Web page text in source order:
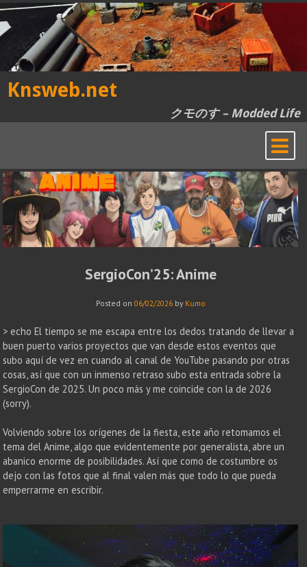
Skip
to
content
Knsweb.net
クモのす – Modded Life
SergioCon’25: Anime
Posted on 06/02/2026by Kumo
> echo El tiempo se me escapa entre los dedos tratando de llevar a
buen puerto varios proyectos que van desde estos eventos que
subo aquí de vez en cuando al canal de YouTube pasando por otras
cosas, así que con un inmenso retraso subo esta entrada sobre la
SergioCon de 2025. Un poco más y me coincide con la de 2026
(sorry).
Volviendo sobre los orígenes de la fiesta, este año retomamos el
tema del Anime, algo que evidentemente por generalista, abre un
abanico enorme de posibilidades. Así que como de costumbre os
dejo con las fotos que al final valen más que todo lo que pueda
emperrarme en escribir.